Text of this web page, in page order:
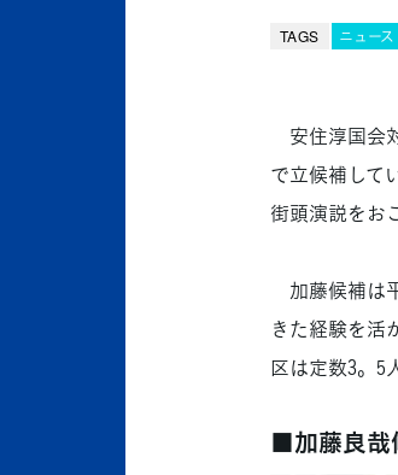
TAGS ニュース
安住淳国会
で立候補して
街頭演説をお
加藤候補は
きた経験を活
区は定数3。5
■加藤良哉